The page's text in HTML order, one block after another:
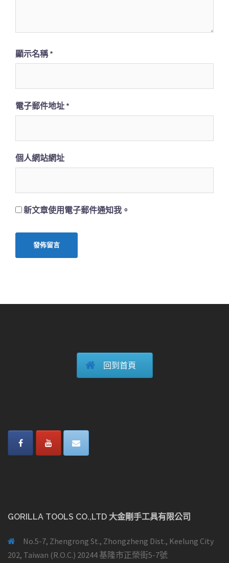
顯示名稱*
電子郵件地址 *
個人網站網址
新文章使用電子郵件通知我。
回到首頁
GORILLA TOOLS CO.,LTD 大金剛手工具有限公司
No.5-7, Zhengrong St., Zhongzheng Dist., Keelung City
202, Taiwan (R.O.C.) 20244 基隆市正榮街5-7號